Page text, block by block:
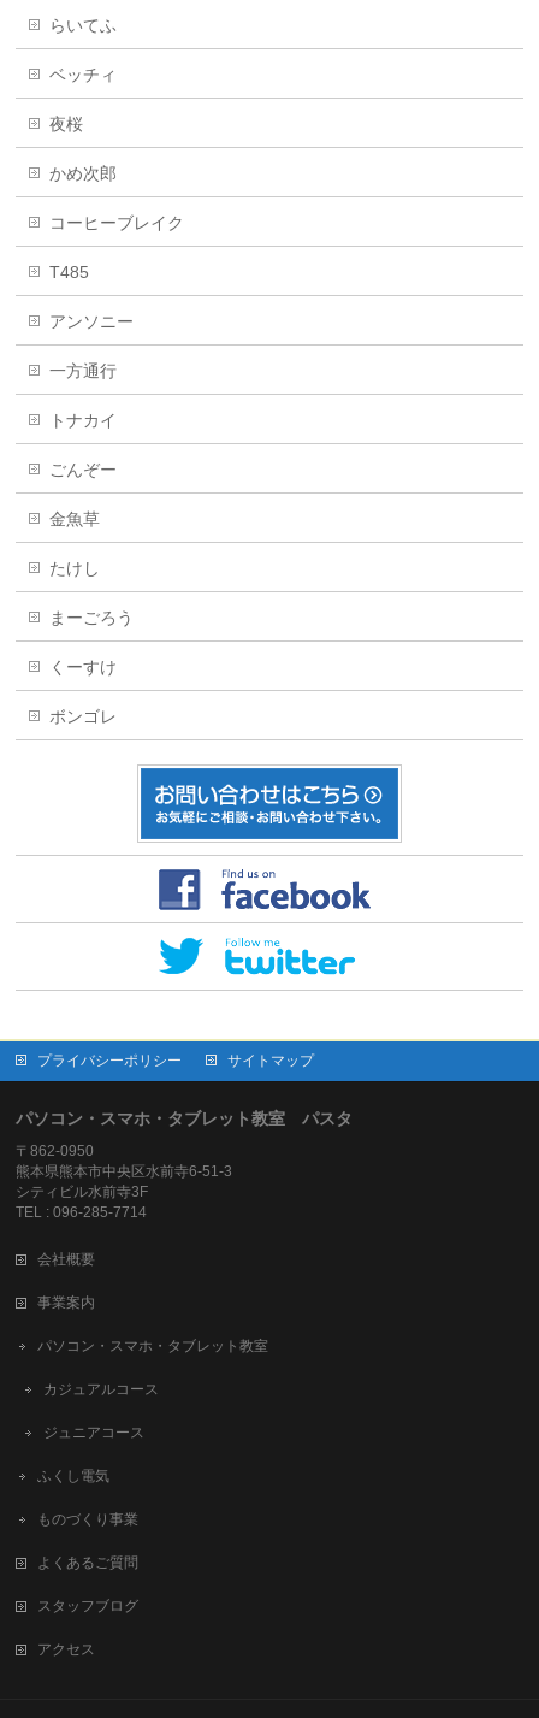
らいてふ
ベッチィ
夜桜
かめ次郎
コーヒーブレイク
T485
アンソニー
一方通行
トナカイ
ごんぞー
金魚草
たけし
まーごろう
くーすけ
ボンゴレ
プライバシーポリシー サイトマップ
パソコン・スマホ・タブレット教室 パスタ
〒862-0950
熊本県熊本市中央区水前寺6-51-3
シティビル水前寺3F
TEL : 096-285-7714
会社概要
事業案内
パソコン・スマホ・タブレット教室
カジュアルコース
ジュニアコース
ふくし電気
ものづくり事業
よくあるご質問
スタッフブログ
アクセス